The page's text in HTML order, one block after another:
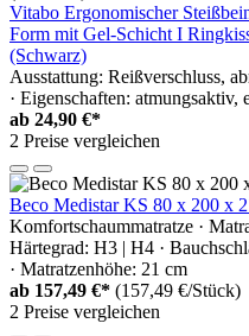
Vitabo Ergonomischer
Form mit Gel-Schicht I
(Schwarz)
Ausstattung: Reißverschluss,
· Eigenschaften: atmungsaktiv,
ab 24,90 €*
2 Preise vergleichen
Beco Medistar KS 80 x 200 x
Komfortschaummatratze ·
Härtegrad: H3 | H4 ·
· Matratzenhöhe: 21 cm
ab 157,49 €* (157,49 €/Stück)
2 Preise vergleichen